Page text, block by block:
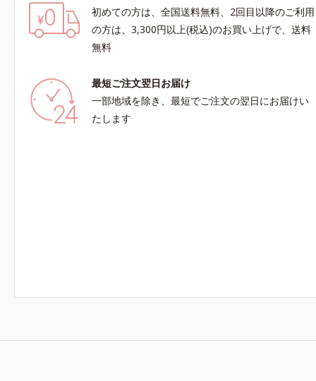
初めての方は、全国送料無料、2回目以降のご利用
の方は、3,300円以上(税込)のお買い上げで、送料
無料
最短ご注文翌日お届け
一部地域を除き、最短でご注文の翌日にお届けい
たします